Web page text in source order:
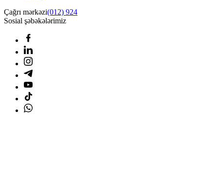
Çağrı mərkəzi(012) 924
Sosial şəbəkələrimiz